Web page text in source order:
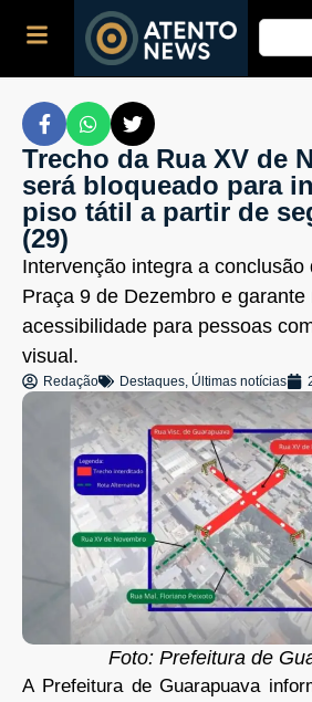
Trecho da Rua XV de
será bloqueado para
piso tátil a partir de
(29)
Intervenção integra a conclusão
Praça 9 de Dezembro e garante
acessibilidade para pessoas
visual.
Redação Destaques, Últimas notícias
Foto: Prefeitura de
A Prefeitura de Guarapuava